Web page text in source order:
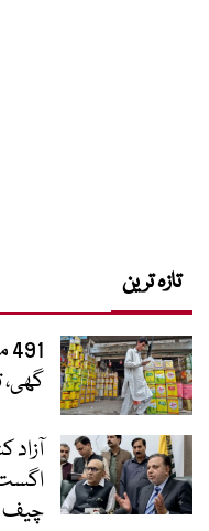
تازہ ترین
گھی،
چیف